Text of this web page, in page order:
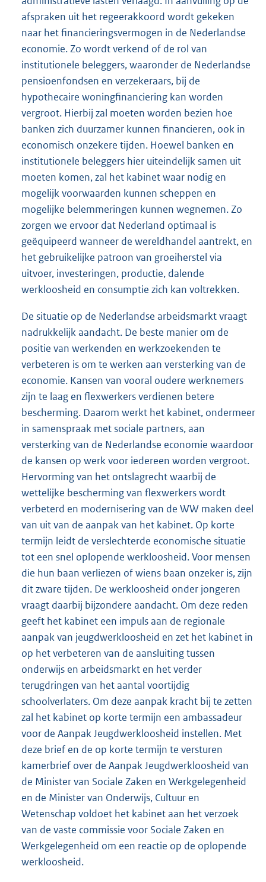
afspraken uit het regeerakkoord wordt gekeken
naar het financieringsvermogen in de Nederlandse
economie. Zo wordt verkend of de rol van
institutionele beleggers, waaronder de Nederlandse
pensioenfondsen en verzekeraars, bij de
hypothecaire woningfinanciering kan worden
vergroot. Hierbij zal moeten worden bezien hoe
banken zich duurzamer kunnen financieren, ook in
economisch onzekere tijden. Hoewel banken en
institutionele beleggers hier uiteindelijk samen uit
moeten komen, zal het kabinet waar nodig en
mogelijk voorwaarden kunnen scheppen en
mogelijke belemmeringen kunnen wegnemen. Zo
zorgen we ervoor dat Nederland optimaal is
geëquipeerd wanneer de wereldhandel aantrekt, en
het gebruikelijke patroon van groeiherstel via
uitvoer, investeringen, productie, dalende
werkloosheid en consumptie zich kan voltrekken.
De situatie op de Nederlandse arbeidsmarkt vraagt
nadrukkelijk aandacht. De beste manier om de
positie van werkenden en werkzoekenden te
verbeteren is om te werken aan versterking van de
economie. Kansen van vooral oudere werknemers
zijn te laag en flexwerkers verdienen betere
bescherming. Daarom werkt het kabinet, ondermeer
in samenspraak met sociale partners, aan
versterking van de Nederlandse economie waardoor
de kansen op werk voor iedereen worden vergroot.
Hervorming van het ontslagrecht waarbij de
wettelijke bescherming van flexwerkers wordt
verbeterd en modernisering van de WW maken deel
van uit van de aanpak van het kabinet. Op korte
termijn leidt de verslechterde economische situatie
tot een snel oplopende werkloosheid. Voor mensen
die hun baan verliezen of wiens baan onzeker is, zijn
dit zware tijden. De werkloosheid onder jongeren
vraagt daarbij bijzondere aandacht. Om deze reden
geeft het kabinet een impuls aan de regionale
aanpak van jeugdwerkloosheid en zet het kabinet in
op het verbeteren van de aansluiting tussen
onderwijs en arbeidsmarkt en het verder
terugdringen van het aantal voortijdig
schoolverlaters. Om deze aanpak kracht bij te zetten
zal het kabinet op korte termijn een ambassadeur
voor de Aanpak Jeugdwerkloosheid instellen. Met
deze brief en de op korte termijn te versturen
kamerbrief over de Aanpak Jeugdwerkloosheid van
de Minister van Sociale Zaken en Werkgelegenheid
en de Minister van Onderwijs, Cultuur en
Wetenschap voldoet het kabinet aan het verzoek
van de vaste commissie voor Sociale Zaken en
Werkgelegenheid om een reactie op de oplopende
werkloosheid.